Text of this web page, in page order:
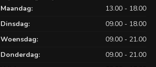
Maandag:
13.00 - 18.00
Dinsdag:
09.00 - 18.00
Woensdag:
09.00 - 21.00
Donderdag:
09.00 - 21.00